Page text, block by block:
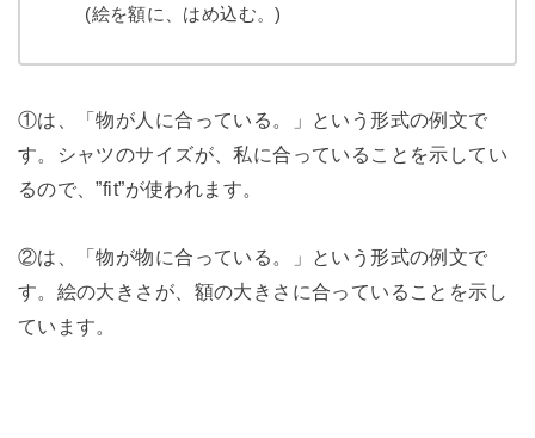
(絵を額に、はめ込む。)
①は、「物が人に合っている。」という形式の例文で
す。
シャツのサイズが、私に合っていることを示してい
るので、”fit”が使われます。
②は、「物が物に合っている。」という形式の例文で
す。 絵の大きさが、額の大きさに合っていることを示し
ています。